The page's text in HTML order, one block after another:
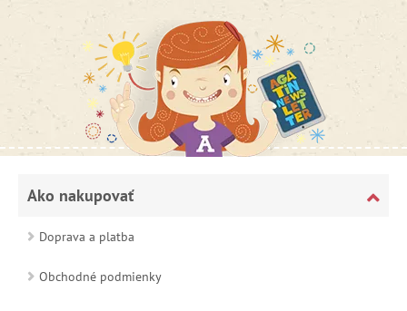
Ako nakupovať
Doprava a platba
Obchodné podmienky